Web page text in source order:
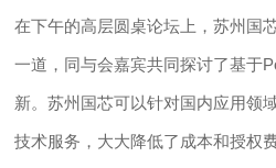
在下午的高层圆桌论坛上，苏州国
一道，同与会嘉宾共同探讨了基于
新。苏州国芯可以针对国内应用领
技术服务，大大降低了成本和授权